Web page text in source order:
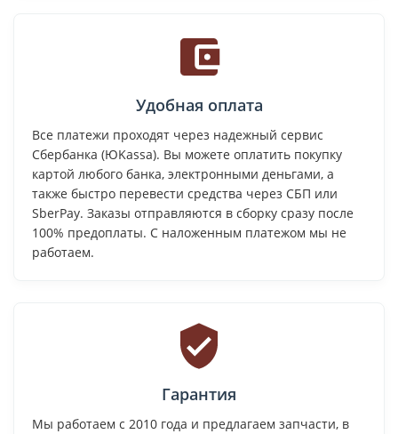
Удобная оплата
Все платежи проходят через надежный сервис
Сбербанка (ЮKassa). Вы можете оплатить покупку
картой любого банка, электронными деньгами, а
также быстро перевести средства через СБП или
SberPay. Заказы отправляются в сборку сразу после
100% предоплаты. С наложенным платежом мы не
работаем.
Гарантия
Мы работаем с 2010 года и предлагаем запчасти, в